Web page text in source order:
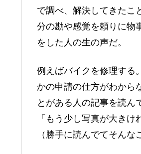
で調べ、解決してきたこ
分の勘や感覚を頼りに物
をした人の生の声だ。
例えばバイクを修理する
かの申請の仕方がわから
とがある人の記事を読ん
「もう少し写真が大き
（勝手に読んでてそんな